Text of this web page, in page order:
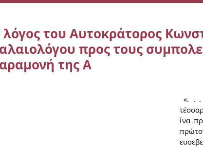
του Αυτοκράτορος
προς τους
της Α
«. . . Καλώς ουν οίδατε, αδελφοί, ότι δια
ίνα